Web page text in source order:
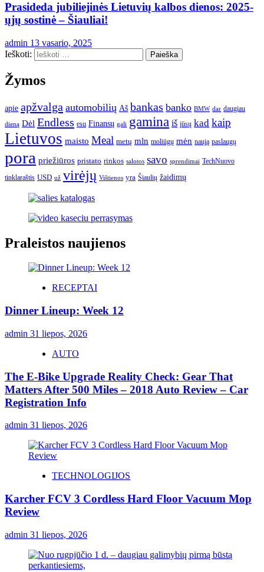
Prasideda jubiliejinės Lietuvių kalbos dienos: 2025-
ųjų sostinė – Šiauliai!
admin 13 vasario, 2025
Ieškoti:
Žymos
apie apžvalga automobilių Aš bankas banko BMW dar daugiau
dieną Dėl Endless esu Finansų gali gamina iš jūsų kad kaip
Lietuvos maisto Meal metų mln moliūgų mėn naują paslaugų
pora priežiūros pristato rinkos salotos savo sprendimai TechNuovo
tinklaraštis USD už virėjų Vištienos yra Šiaulių žaidimų
Praleistos naujienos
RECEPTAI
Dinner Lineup: Week 12
admin 31 liepos, 2026
AUTO
The E-Bike Upgrade Reality Check: Gear That
Matters After 500 Miles – 2018 Auto Review – Car
Registration Info
admin 31 liepos, 2026
TECHNOLOGIJOS
Karcher FCV 3 Cordless Hard Floor Vacuum Mop
Review
admin 31 liepos, 2026